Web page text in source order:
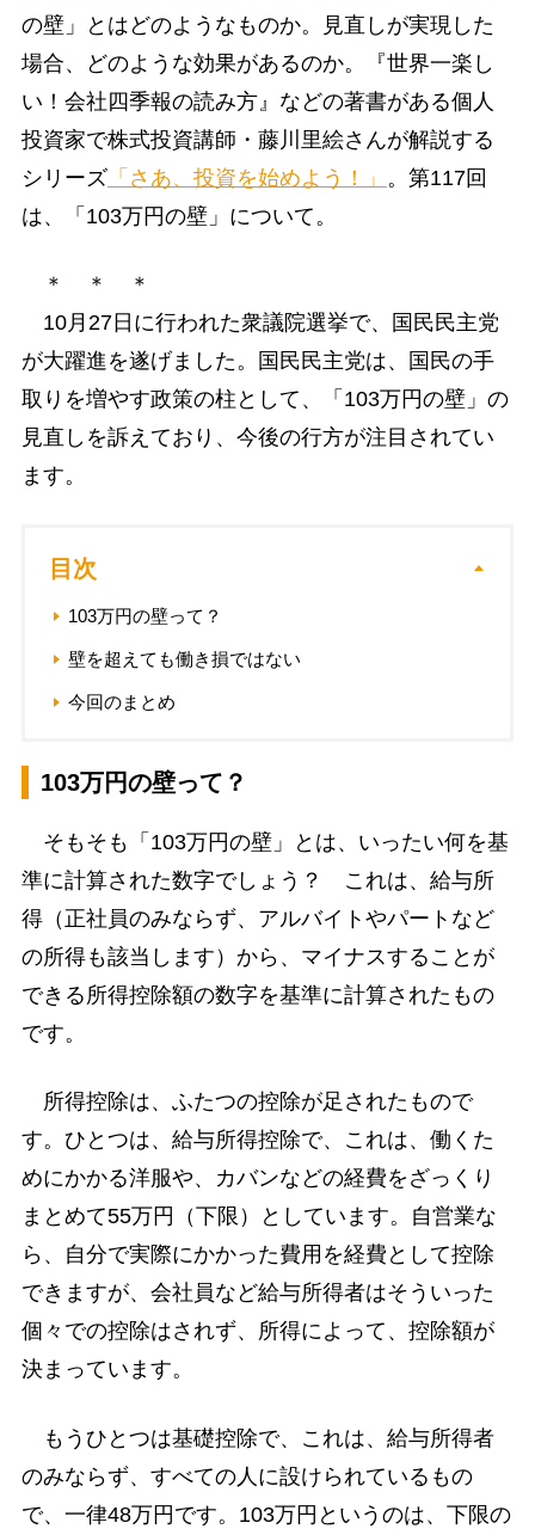
の壁」とはどのようなものか。見直しが実現した
場合、どのような効果があるのか。『世界一楽し
い！会社四季報の読み方』などの著書がある個人
投資家で株式投資講師・藤川里絵さんが解説する
シリーズ「さあ、投資を始めよう！」 。第117回
は、「103万円の壁」について。
＊ ＊ ＊
10月27日に行われた衆議院選挙で、国民民主党
が大躍進を遂げました。国民民主党は、国民の手
取りを増やす政策の柱として、「103万円の壁」の
見直しを訴えており、今後の行方が注目されてい
ます。
目次
103万円の壁って？
壁を超えても働き損ではない
今回のまとめ
103万円の壁って？
そもそも「103万円の壁」とは、いったい何を基
準に計算された数字でしょう？ これは、給与所
得（正社員のみならず、アルバイトやパートなど
の所得も該当します）から、マイナスすることが
できる所得控除額の数字を基準に計算されたもの
です。
所得控除は、ふたつの控除が足されたもので
す。ひとつは、給与所得控除で、これは、働くた
めにかかる洋服や、カバンなどの経費をざっくり
まとめて55万円（下限）としています。自営業な
ら、自分で実際にかかった費用を経費として控除
できますが、会社員など給与所得者はそういった
個々での控除はされず、所得によって、控除額が
決まっています。
もうひとつは基礎控除で、これは、給与所得者
のみならず、すべての人に設けられているもの
で、一律48万円です。103万円というのは、下限の